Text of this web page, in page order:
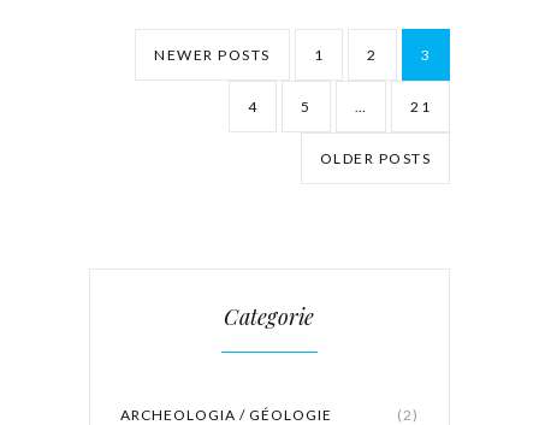
NEWER POSTS 1 2 3
4 5 … 21
OLDER POSTS
Categorie
ARCHEOLOGIA / GÉOLOGIE (2)